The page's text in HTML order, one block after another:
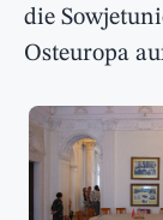
die
Osteuropa